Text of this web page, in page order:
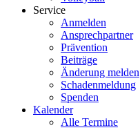
Service
Anmelden
Ansprechpartner
Prävention
Beiträge
Änderung melden
Schadenmeldung
Spenden
Kalender
Alle Termine